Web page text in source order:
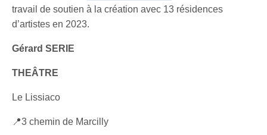
travail de soutien à la création avec 13 résidences
d’artistes en 2023.
Gérard SERIE
THEÂTRE
Le Lissiaco
📍3 chemin de Marcilly